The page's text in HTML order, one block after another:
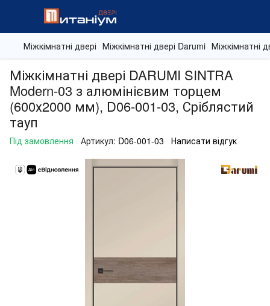
Міжкімнатні двері Міжкімнатні двері Darumi Міжкімнатні
Міжкімнатні двері DARUMI SINTRA
Modern-03 з алюмінієвим торцем
(600х2000 мм), D06-001-03, Сріблястий
тауп
Під замовлення Артикул: D06-001-03 Написати відгук